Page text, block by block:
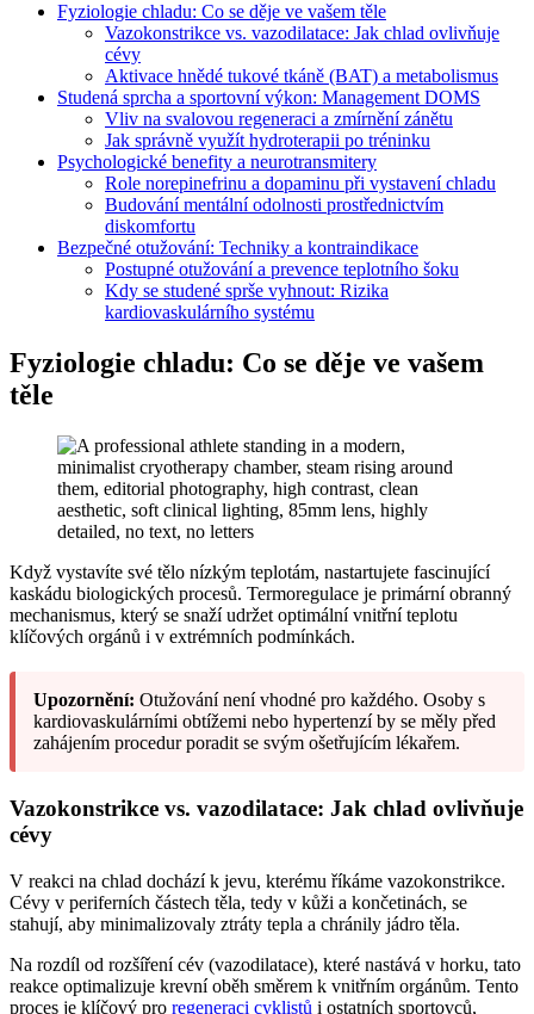
Fyziologie chladu: Co se děje ve vašem těle
Vazokonstrikce vs. vazodilatace: Jak chlad ovlivňuje
cévy
Aktivace hnědé tukové tkáně (BAT) a metabolismus
Studená sprcha a sportovní výkon: Management DOMS
Vliv na svalovou regeneraci a zmírnění zánětu
Jak správně využít hydroterapii po tréninku
Psychologické benefity a neurotransmitery
Role norepinefrinu a dopaminu při vystavení chladu
Budování mentální odolnosti prostřednictvím
diskomfortu
Bezpečné otužování: Techniky a kontraindikace
Postupné otužování a prevence teplotního šoku
Kdy se studené sprše vyhnout: Rizika
kardiovaskulárního systému
Fyziologie chladu: Co se děje ve vašem
těle
Když vystavíte své tělo nízkým teplotám, nastartujete fascinující
kaskádu biologických procesů. Termoregulace je primární obranný
mechanismus, který se snaží udržet optimální vnitřní teplotu
klíčových orgánů i v extrémních podmínkách.
Upozornění: Otužování není vhodné pro každého. Osoby s
kardiovaskulárními obtížemi nebo hypertenzí by se měly před
zahájením procedur poradit se svým ošetřujícím lékařem.
Vazokonstrikce vs. vazodilatace: Jak chlad ovlivňuje
cévy
V reakci na chlad dochází k jevu, kterému říkáme vazokonstrikce.
Cévy v periferních částech těla, tedy v kůži a končetinách, se
stahují, aby minimalizovaly ztráty tepla a chránily jádro těla.
Na rozdíl od rozšíření cév (vazodilatace), které nastává v horku, tato
reakce optimalizuje krevní oběh směrem k vnitřním orgánům. Tento
proces je klíčový pro regeneraci cyklistů i ostatních sportovců,